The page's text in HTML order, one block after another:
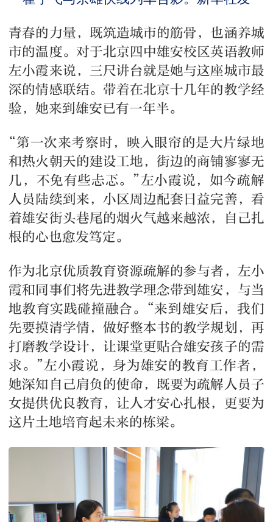
青春的力量，既筑造城市的筋骨，也涵养城
市的温度。对于北京四中雄安校区英语教师
左小霞来说，三尺讲台就是她与这座城市最
深的情感联结。带着在北京十几年的教学经
验，她来到雄安已有一年半。
“第一次来考察时，映入眼帘的是大片绿地
和热火朝天的建设工地，街边的商铺寥寥无
几，不免有些忐忑。”左小霞说，如今疏解
人员陆续到来，小区周边配套日益完善，看
着雄安街头巷尾的烟火气越来越浓，自己扎
根的心也愈发笃定。
作为北京优质教育资源疏解的参与者，左小
霞和同事们将先进教学理念带到雄安，与当
地教育实践碰撞融合。“来到雄安后，我们
先要摸清学情，做好整本书的教学规划，再
打磨教学设计，让课堂更贴合雄安孩子的需
求。”左小霞说，身为雄安的教育工作者，
她深知自己肩负的使命，既要为疏解人员子
女提供优良教育，让人才安心扎根，更要为
这片土地培育起未来的栋梁。